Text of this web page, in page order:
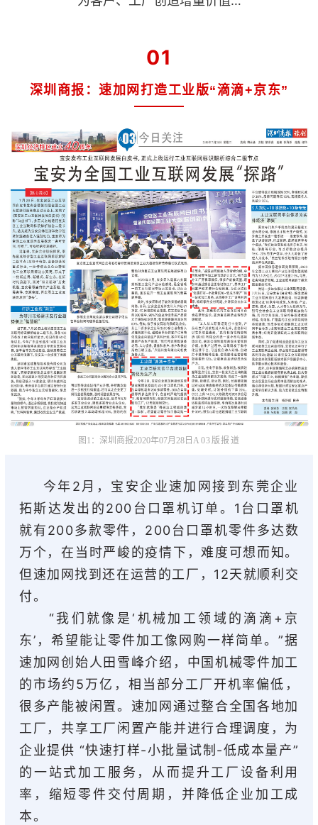
01
深圳商报：速加网打造工业版“滴滴+京东”
图1：深圳商报2020年07月28日 A03版报道
今年2月，宝安企业速加网接到东莞企业
拓斯达发出的200台口罩机订单。1台口罩机
就有200多款零件，200台口罩机零件多达数
万个，在当时严峻的疫情下，难度可想而知。
但速加网找到还在运营的工厂，12天就顺利交
付。
“我们就像是‘机械加工领域的滴滴+京
东’，希望能让零件加工像网购一样简单。”据
速加网创始人田雪峰介绍，中国机械零件加工
的市场约5万亿，相当部分工厂开机率偏低，
很多产能被闲置。速加网通过整合全国各地加
工厂，共享工厂闲置产能并进行合理调度，为
企业提供 “快速打样-小批量试制-低成本量产”
的一站式加工服务，从而提升工厂设备利用
率，缩短零件交付周期，并降低企业加工成
本。